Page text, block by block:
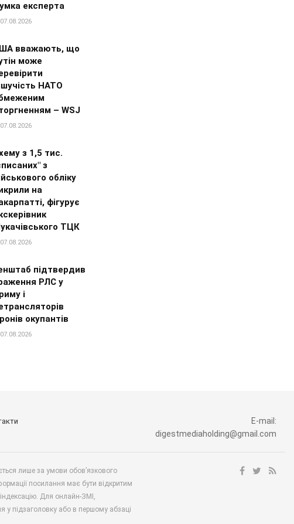
експерта
вважають, що
може
НАТО
– WSJ
з 1,5 тис.
з
обліку
на
фігурує
ТЦК
підтвердив
РЛС у
і
окупантів
E-mail:
digestmediaholding@gmail.com
лише за умови обов’язкового
посилання має бути відкритим
Для онлайн-ЗМІ,
у підзаголовку або в першому абзаці